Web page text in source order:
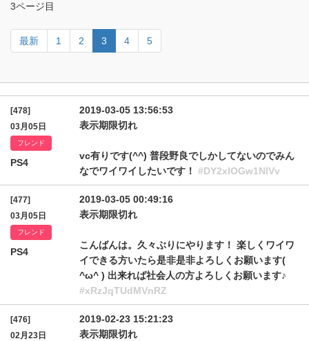
3ページ目
最新 1 2 3 4 5
[478]
03月05日
フレンド
PS4
2019-03-05 13:56:53
表示期限切れ
vc有りです(^^) 普段野良でしかしてないのでみん
なでワイワイしたいです！ #DY2xlOGw1NlVv
[477]
03月05日
フレンド
PS4
2019-03-05 00:49:16
表示期限切れ
こんばんは。久々ぶりにやります！ 楽しくワイワ
イできる方いたら是非是非よろしくお願います(
^ω^ ) 出来れば社会人の方よろしくお願います♪
#xRzJqTUdMVnRZ
[476]
02月23日
2019-02-23 15:21:23
表示期限切れ